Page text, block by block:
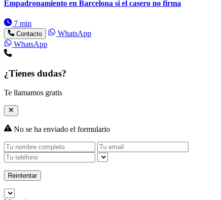
Empadronamiento en Barcelona si el casero no firma
7 min
Contacto
WhatsApp
WhatsApp
¿Tienes dudas?
Te llamamos gratis
No se ha enviado el formulario
Reintentar